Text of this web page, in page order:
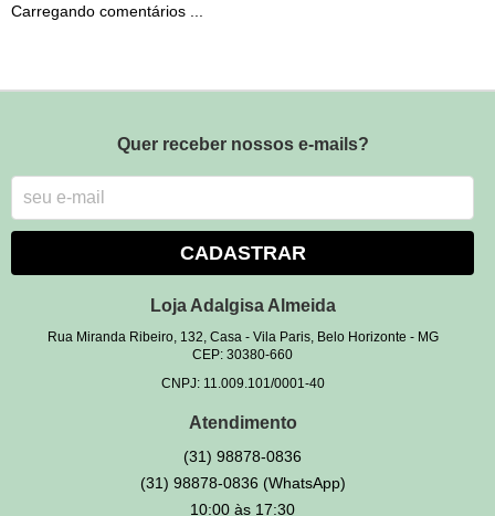
Carregando comentários ...
Quer receber nossos e-mails?
CADASTRAR
Loja Adalgisa Almeida
Rua Miranda Ribeiro, 132, Casa- Vila Paris, Belo Horizonte - MG
CEP: 30380-660
CNPJ: 11.009.101/0001-40
Atendimento
(31) 98878-0836
(31) 98878-0836 (WhatsApp)
10:00 às 17:30